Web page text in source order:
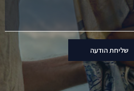
שליחת הודעה